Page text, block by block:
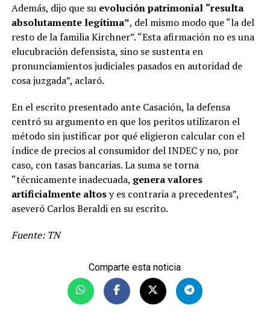
Además, dijo que suevolución patrimonial “resulta
absolutamente legítima”, del mismo modo que “la del
resto de la familia Kirchner”. “Esta afirmación no es una
elucubración defensista, sino se sustenta en
pronunciamientos judiciales pasados en autoridad de
cosa juzgada”, aclaró.
En el escrito presentado ante Casación, la defensa
centró su argumento en que los peritos utilizaron el
método sin justificar por qué eligieron calcular con el
índice de precios al consumidor del INDEC y no, por
caso, con tasas bancarias. La suma se torna
“técnicamente inadecuada, genera valores
artificialmente altosy es contraria a precedentes”,
aseveró Carlos Beraldi en su escrito.
Fuente: TN
Comparte esta noticia